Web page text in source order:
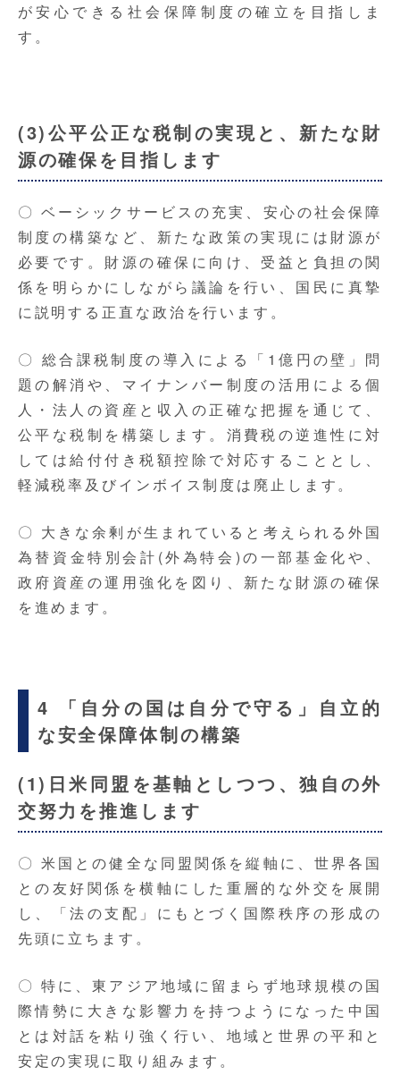
が安心できる社会保障制度の確立を目指しま
す。
(3)公平公正な税制の実現と、新たな財
源の確保を目指します
〇 ベーシックサービスの充実、安心の社会保障
制度の構築など、新たな政策の実現には財源が
必要です。財源の確保に向け、受益と負担の関
係を明らかにしながら議論を行い、国民に真摯
に説明する正直な政治を行います。
〇 総合課税制度の導入による「1億円の壁」問
題の解消や、マイナンバー制度の活用による個
人・法人の資産と収入の正確な把握を通じて、
公平な税制を構築します。消費税の逆進性に対
しては給付付き税額控除で対応することとし、
軽減税率及びインボイス制度は廃止します。
〇 大きな余剰が生まれていると考えられる外国
為替資金特別会計(外為特会)の一部基金化や、
政府資産の運用強化を図り、新たな財源の確保
を進めます。
4 「自分の国は自分で守る」自立的
な安全保障体制の構築
(1)日米同盟を基軸としつつ、独自の外
交努力を推進します
〇 米国との健全な同盟関係を縦軸に、世界各国
との友好関係を横軸にした重層的な外交を展開
し、「法の支配」にもとづく国際秩序の形成の
先頭に立ちます。
〇 特に、東アジア地域に留まらず地球規模の国
際情勢に大きな影響力を持つようになった中国
とは対話を粘り強く行い、地域と世界の平和と
安定の実現に取り組みます。